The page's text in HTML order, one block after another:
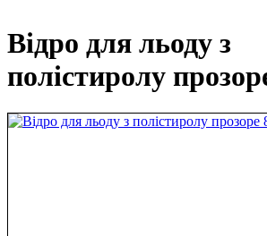
Відро для льоду з
полістиролу